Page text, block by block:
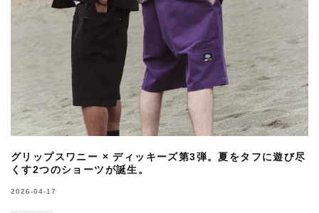
グリップスワニー × ディッキーズ第3弾。夏をタフに遊び尽
くす2つのショーツが誕生。
2026-04-17